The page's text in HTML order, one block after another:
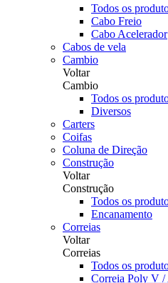
Todos os
Cabo Freio
Cabo Acelerador
Cabos de vela
Cambio
Voltar
Cambio
Todos os
Diversos
Carters
Coifas
Coluna de Direção
Construção
Voltar
Construção
Todos os
Encanamento
Correias
Voltar
Correias
Todos os
Correia Poly V /